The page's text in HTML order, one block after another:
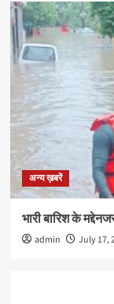
अन्य ख़बरें
भारी बारिश के
admin July 17,